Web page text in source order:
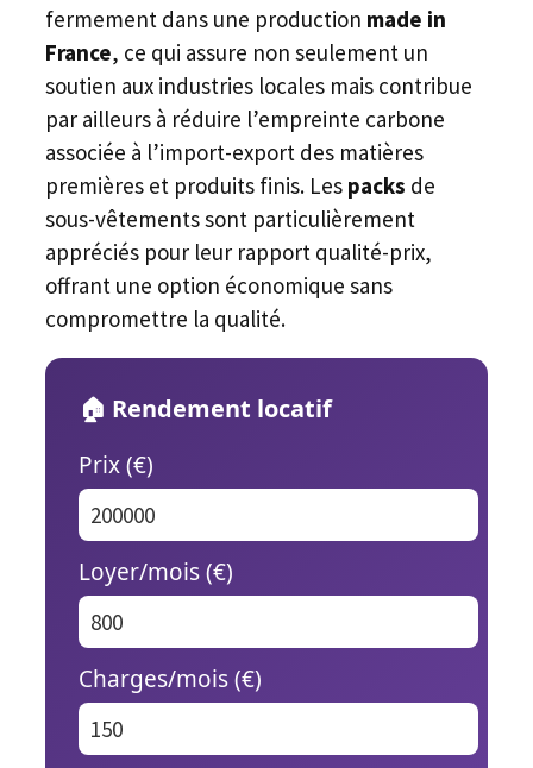
fermement dans une production made in
France, ce qui assure non seulement un
soutien aux industries locales mais contribue
par ailleurs à réduire l’empreinte carbone
associée à l’import-export des matières
premières et produits finis. Les packs de
sous-vêtements sont particulièrement
appréciés pour leur rapport qualité-prix,
offrant une option économique sans
compromettre la qualité.
🏠 Rendement locatif
Prix (€)
Loyer/mois (€)
Charges/mois (€)